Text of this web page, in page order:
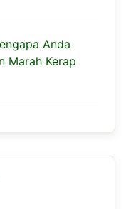
Anda
Marah Kerap